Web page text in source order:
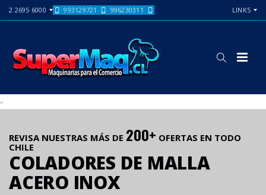
2 2695 6000 993129721 996230311 LINKS
-
REVISA NUESTRAS MÁS DE 200+ OFERTAS EN TODO
CHILE
COLADORES DE MALLA
ACERO INOX